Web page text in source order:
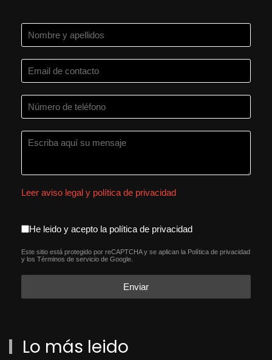
Leer aviso legal y política de privacidad
aceptacion política de
He leido y acepto la política de privacidad
reCAPTCHA*
Este sitio está protegido por reCAPTCHA y se aplican la Política de privacidad
y los Términos de servicio de Google.
Enviar
Lo más leido